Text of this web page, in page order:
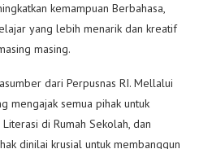
kemampuan Berbahasa,
yang lebih menarik dan kreatif
masing.
dari Perpusnas RI. Mellalui
mengajak semua pihak untuk
di Rumah Sekolah, dan
dinilai krusial untuk membanggun